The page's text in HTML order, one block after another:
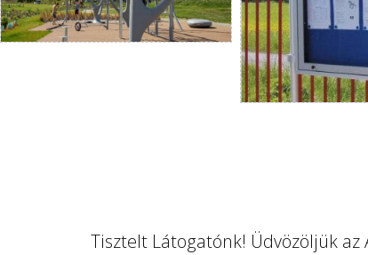
Tisztelt Látogatónk! Üdvözöljük az